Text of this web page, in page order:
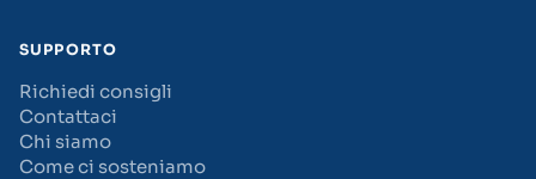
SUPPORTO
Richiedi consigli
Contattaci
Chi siamo
Come ci sosteniamo